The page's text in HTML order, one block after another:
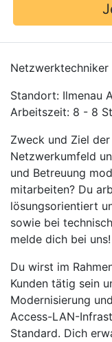
Standort: Ilmenau
Arbeitszeit: 8 - 8
Zweck und Ziel
Netzwerkumfeld
und Betreuung
mitarbeiten? Du
lösungsorientiert
sowie bei
melde dich bei
Du wirst im
Kunden tätig sein
Modernisierung
Access-LAN-
Standard. Dich